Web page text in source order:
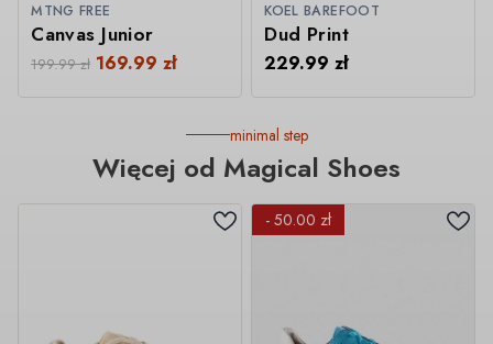
MTNG FREE
Canvas Junior
199.99zł 169.99zł
KOEL BAREFOOT
Dud Print
229.99zł
minimal step
Więcej od Magical Shoes
- 50.00 zł